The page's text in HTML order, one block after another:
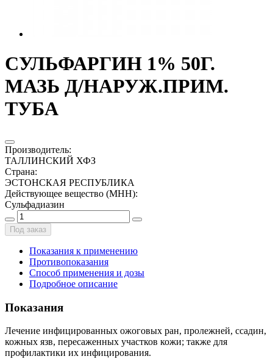
СУЛЬФАРГИН 1% 50Г.
МАЗЬ Д/НАРУЖ.ПРИМ.
ТУБА
Производитель:
ТАЛЛИНСКИЙ ХФЗ
Страна:
ЭСТОНСКАЯ РЕСПУБЛИКА
Действующее вещество (МНН):
Сульфадиазин
Под заказ
Показания к применению
Противопоказания
Способ применения и дозы
Подробное описание
Показания
Лечение инфицированных ожоговых ран, пролежней, ссадин,
кожных язв, пересаженных участков кожи; также для
профилактики их инфицирования.